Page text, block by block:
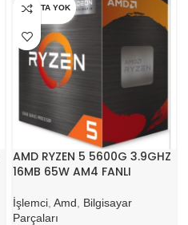
STOKTA YOK
AMD RYZEN 5 5600G 3.9GHZ
16MB 65W AM4 FANLI
İşlemci Amd
Bilgisayar
Parçaları